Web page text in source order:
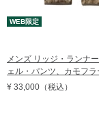
WEB限定
メンズ リッジ・ランナ
ェル・パンツ、カモフラ
¥ 33,000 （税込）